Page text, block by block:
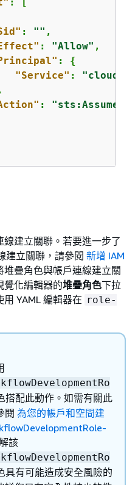
: "" ,
: "Allow" ,
: {
"Service" :
:
建立關聯。若要進一步了
建立關聯，請參閱 新增 IAM
堆疊角色與帳戶連線建立關
覺化編輯器的堆疊角色下拉
YAML 編輯器在 role-
搭配此動作。如需有關此
閱 為您的帳戶和空間建
該
具有可能造成安全風險的